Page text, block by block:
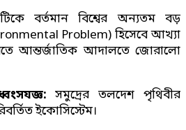
বর্তমান বিশ্বের অন্যতম বড়
Problem) হিসেবে আখ্যা
আন্তর্জাতিক আদালতে জোরালো
সমুদ্রের তলদেশ পৃথিবীর
ইকোসিস্টেম।